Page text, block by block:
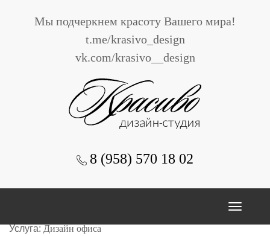
Мы подчеркнем красоту Вашего мира!
t.me/krasivo_design
vk.com/krasivo__design
8 (958) 570 18 02
Детейлинг центр Ceramic Pro Tver
Услуга: Дизайн офиса